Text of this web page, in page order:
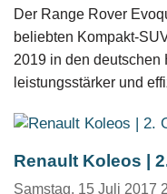
Der Range Rover
beliebten Kompakt-
2019 in den deutschen
leistungsstärker und
Renault Koleos |
Samstag, 15 Juli 2017